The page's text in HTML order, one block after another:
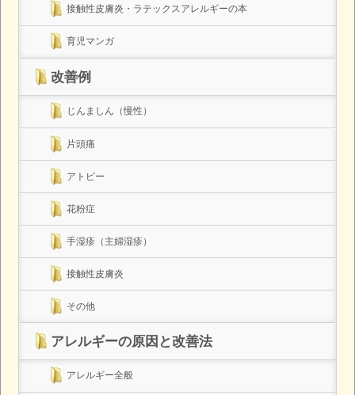
接触性皮膚炎・ラテックスアレルギーの本
育児マンガ
改善例
じんましん（慢性）
片頭痛
アトピー
花粉症
手湿疹（主婦湿疹）
接触性皮膚炎
その他
アレルギーの原因と改善法
アレルギー全般